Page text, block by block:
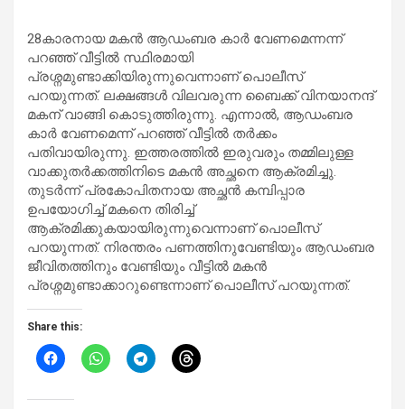
28കാരനായ മകൻ ആഡംബര കാര്‍ വേണമെന്നന്ന്
പറഞ്ഞ് വീട്ടിൽ സ്ഥിരമായി
പ്രശ്നമുണ്ടാക്കിയിരുന്നുവെന്നാണ് പൊലീസ്
പറയുന്നത്. ലക്ഷങ്ങള്‍ വിലവരുന്ന ബൈക്ക് വിനയാനന്ദ്
മകന് വാങ്ങി കൊടുത്തിരുന്നു. എന്നാൽ, ആഡംബര
കാര്‍ വേണമെന്ന് പറഞ്ഞ് വീട്ടിൽ തര്‍ക്കം
പതിവായിരുന്നു. ഇത്തരത്തിൽ ഇരുവരും തമ്മിലുള്ള
വാക്കുതര്‍ക്കത്തിനിടെ മകൻ അച്ഛനെ ആക്രമിച്ചു.
തുടര്‍ന്ന് പ്രകോപിതനായ അച്ഛൻ കമ്പിപ്പാര
ഉപയോഗിച്ച് മകനെ തിരിച്ച്
ആക്രമിക്കുകയായിരുന്നുവെന്നാണ് പൊലീസ്
പറയുന്നത്. നിരന്തരം പണത്തിനുവേണ്ടിയും ആഡംബര
ജീവിതത്തിനും വേണ്ടിയും വീട്ടിൽ മകൻ
പ്രശ്നമുണ്ടാക്കാറുണ്ടെന്നാണ് പൊലീസ് പറയുന്നത്.
Share this: